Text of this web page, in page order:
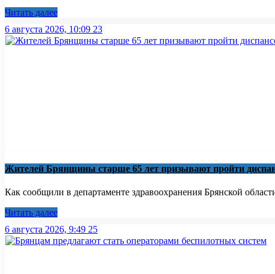
Читать далее
6 августа 2026, 10:09 23
Жителей Брянщины старше 65 лет призывают пройти
Как сообщили в департаменте здравоохранения Брянской
Читать далее
6 августа 2026, 9:49 25